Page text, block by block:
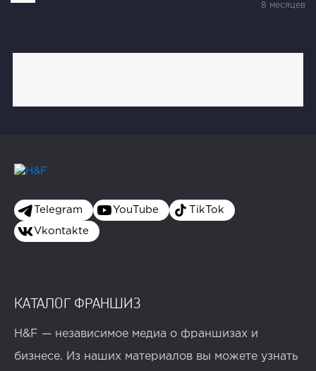
8 месяцев
Telegram YouTube TikTok
Vkontakte
КАТАЛОГ ФРАНШИЗ
H&F — независимое медиа о франшизах и
бизнесе. Из наших материалов вы можете узнать